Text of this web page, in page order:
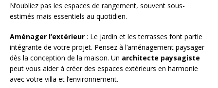
N’oubliez pas les espaces de rangement, souvent sous-
estimés mais essentiels au quotidien.
Aménager l’extérieur : Le jardin et les terrasses font partie
intégrante de votre projet. Pensez à l’aménagement paysager
dès la conception de la maison. Un architecte paysagiste
peut vous aider à créer des espaces extérieurs en harmonie
avec votre villa et l’environnement.